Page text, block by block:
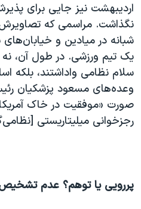
اردیبهشت نیز جایی برای
نگذاشت. مراسمی که
شبانه در میادین و خیابان‌های
یک تیم ورزشی. در طول آن، نه
سلام نظامی واداشتند، بلکه
وعده‌های مسعود پزشکیان
صورت «موفقیت در خاک
رجزخوانی میلیتاریستی
پررویی یا توهم؟ عدم تشخیص